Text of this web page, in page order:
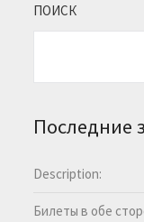
ПОИСК
Последние
Description:
Билеты в обе